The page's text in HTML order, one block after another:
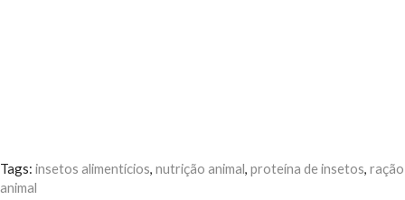
Tags: insetos alimentícios, nutrição animal, proteína de insetos, ração
animal